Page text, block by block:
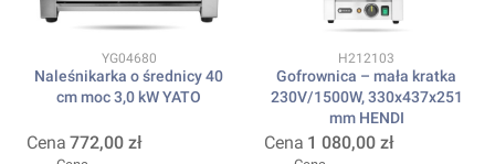
Kod produktu
YG04680
Naleśnikarka o średnicy 40
cm moc 3,0 kW YATO
Cena 772,00 zł
Kod produktu
H212103
Gofrownica – mała kratka
230V/1500W, 330x437x251
mm HENDI
Cena 1 080,00 zł